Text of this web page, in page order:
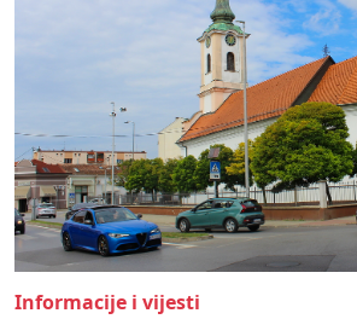
Informacije i vijesti